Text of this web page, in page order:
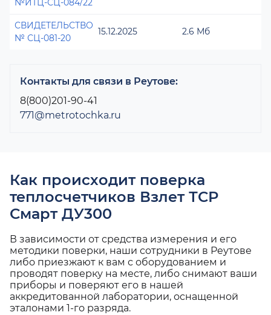
№ИТЦ-СЦ-084/22
СВИДЕТЕЛЬСТВО
№ СЦ-081-20
15.12.2025 2.6 Мб
Контакты для связи в Реутове:
8(800)201-90-41
771@metrotochka.ru
Как происходит поверка
теплосчетчиков Взлет ТСР
Смарт ДУ300
В зависимости от средства измерения и его
методики поверки, наши сотрудники в Реутове
либо приезжают к вам с оборудованием и
проводят поверку на месте, либо снимают ваши
приборы и поверяют его в нашей
аккредитованной лаборатории, оснащенной
эталонами 1-го разряда.